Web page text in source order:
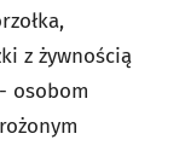
z żywnością
osobom